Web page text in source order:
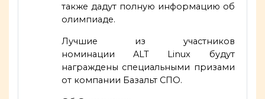
также дадут полную информацию об
олимпиаде.
Лучшие из участников
номинации ALT Linux будут
награждены специальными призами
от компании Базальт СПО.